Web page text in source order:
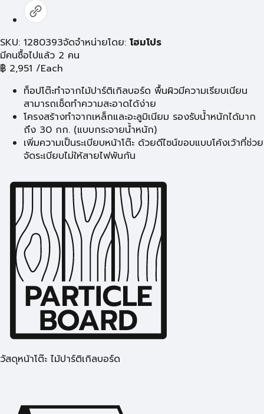
SKU: 1280393จัดจำหน่ายโดย: โฮมโปร
มีคนซื้อไปแล้ว 2 คน
฿ 2,951 /Each
ท็อปโต๊ะทำจากไม้ปาร์ติเกิลบอร์ด พื้นผิวมีความเรียบเนียน
สามารถเช็ดทำความสะอาดได้ง่าย
โครงสร้างทำจากเหล็กและอะลูมิเนียม รองรับน้ำหนักได้มาก
ถึง 30 กก. (แบบกระจายน้ำหนัก)
เพิ่มความเป็นระเบียบหน้าโต๊ะ ด้วยดีไซน์ขอบแบบโค้งเว้าที่ช่วย
จัดระเบียบไม่ให้สายไฟพันกัน
วัสดุหน้าโต๊ะ ไม้ปาร์ติเกิลบอร์ด